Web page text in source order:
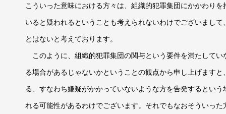
こういった意味における方々は、組織的犯罪集団にかかわり
いると疑われるということも考えられないわけでございまし
とはないと考えております。
このように、組織的犯罪集団の関与という要件を満たして
る場合があるじゃないかということの観点から申し上げます
る、すなわち嫌疑がかかっていないような方を告発するとい
れる可能性があるわけでございます。それでもなおそういっ